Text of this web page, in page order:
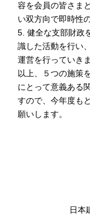
2026.1.21
国土交通省 近畿
1月9日(金) 渡邊浩
明のため近畿地方
た。積算業務関わ
理解をいただきま
2026.1.21 本
大阪市都市整備局訪
問しました。積算
事務局窓口業務の
容を会員の皆さま
い双方向で即時性
5. 健全な支部財政
識した活動を行い
運営を行っていきま
以上、５つの施策
にとって意義ある
すので、今年度も
願いします。
日本